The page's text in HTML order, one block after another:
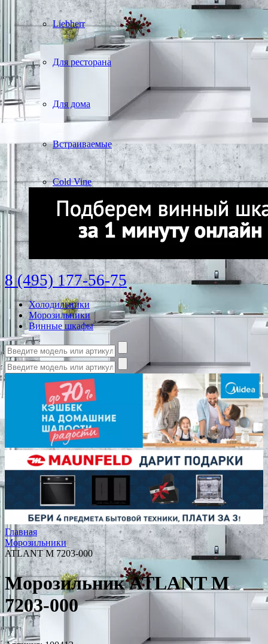
Liebherr
Для ресторана
Для дома
Встраиваемые
Cold Vine
8 (495) 177-56-75
Холодильники
Морозильники
Винные шкафы
Главная
Морозильники
ATLANT М 7203-000
Морозильник ATLANT М
7203-000